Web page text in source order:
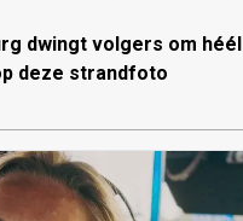
dwingt volgers om héél
deze strandfoto